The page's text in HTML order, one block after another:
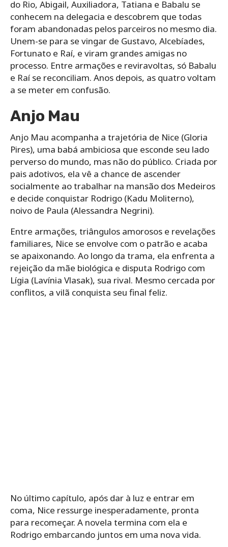
do Rio, Abigail, Auxiliadora, Tatiana e Babalu se
conhecem na delegacia e descobrem que todas
foram abandonadas pelos parceiros no mesmo dia.
Unem-se para se vingar de Gustavo, Alcebíades,
Fortunato e Raí, e viram grandes amigas no
processo. Entre armações e reviravoltas, só Babalu
e Raí se reconciliam. Anos depois, as quatro voltam
a se meter em confusão.
Anjo Mau
Anjo Mau acompanha a trajetória de Nice (Gloria
Pires), uma babá ambiciosa que esconde seu lado
perverso do mundo, mas não do público. Criada por
pais adotivos, ela vê a chance de ascender
socialmente ao trabalhar na mansão dos Medeiros
e decide conquistar Rodrigo (Kadu Moliterno),
noivo de Paula (Alessandra Negrini).
Entre armações, triângulos amorosos e revelações
familiares, Nice se envolve com o patrão e acaba
se apaixonando. Ao longo da trama, ela enfrenta a
rejeição da mãe biológica e disputa Rodrigo com
Lígia (Lavínia Vlasak), sua rival. Mesmo cercada por
conflitos, a vilã conquista seu final feliz.
No último capítulo, após dar à luz e entrar em
coma, Nice ressurge inesperadamente, pronta
para recomeçar. A novela termina com ela e
Rodrigo embarcando juntos em uma nova vida.